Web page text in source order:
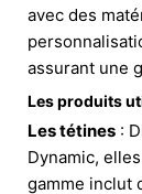
avec des
assurant une
Les produits
Les tétines :
Dynamic,
gamme inclut